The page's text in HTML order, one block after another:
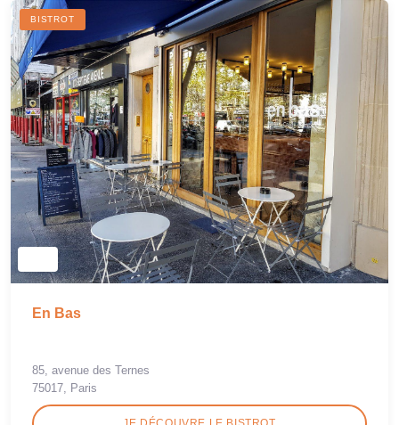
BISTROT
En Bas
85, avenue des Ternes
75017, Paris